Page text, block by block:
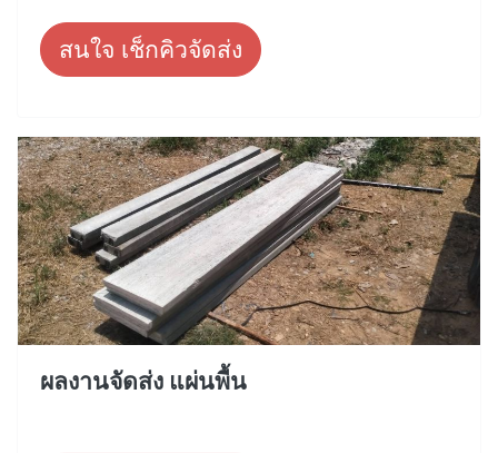
สนใจ เช็กคิวจัดส่ง
ผลงานจัดส่ง แผ่นพื้น